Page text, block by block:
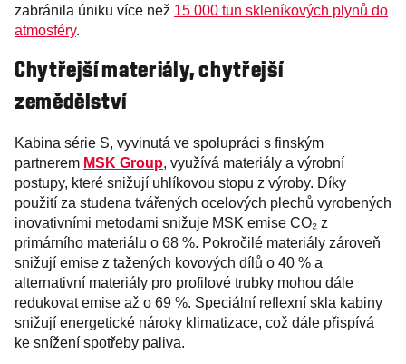
zabránila úniku více než 15 000 tun skleníkových plynů do
atmosféry.
Chytřejší materiály, chytřejší
zemědělství
Kabina série S, vyvinutá ve spolupráci s finským
partnerem MSK Group, využívá materiály a výrobní
postupy, které snižují uhlíkovou stopu z výroby. Díky
použití za studena tvářených ocelových plechů vyrobených
inovativními metodami snižuje MSK emise CO₂ z
primárního materiálu o 68 %. Pokročilé materiály zároveň
snižují emise z tažených kovových dílů o 40 % a
alternativní materiály pro profilové trubky mohou dále
redukovat emise až o 69 %. Speciální reflexní skla kabiny
snižují energetické nároky klimatizace, což dále přispívá
ke snížení spotřeby paliva.